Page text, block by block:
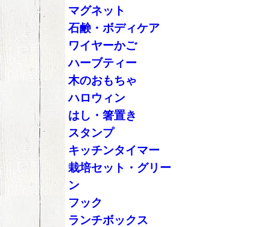
マグネット
石鹸・ボディケア
ワイヤーかご
ハーブティー
木のおもちゃ
ハロウィン
はし・箸置き
スタンプ
キッチンタイマー
栽培セット・グリー
ン
フック
ランチボックス